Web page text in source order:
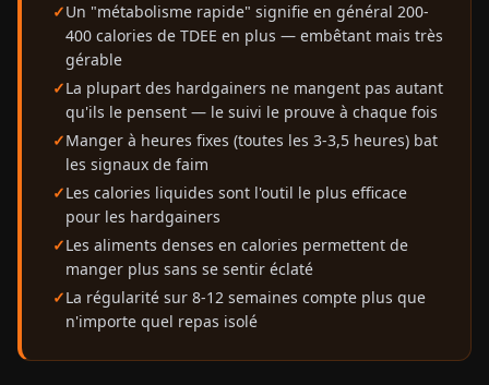
Un "métabolisme rapide" signifie en général 200-
400 calories de TDEE en plus — embêtant mais très
gérable
La plupart des hardgainers ne mangent pas autant
qu'ils le pensent — le suivi le prouve à chaque fois
Manger à heures fixes (toutes les 3-3,5 heures) bat
les signaux de faim
Les calories liquides sont l'outil le plus efficace
pour les hardgainers
Les aliments denses en calories permettent de
manger plus sans se sentir éclaté
La régularité sur 8-12 semaines compte plus que
n'importe quel repas isolé